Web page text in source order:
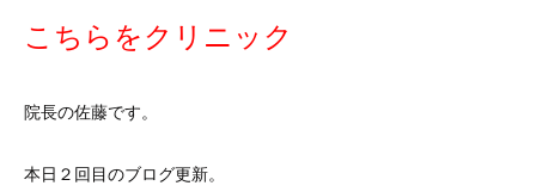
こちらをクリニック
院長の佐藤です。
本日２回目のブログ更新。